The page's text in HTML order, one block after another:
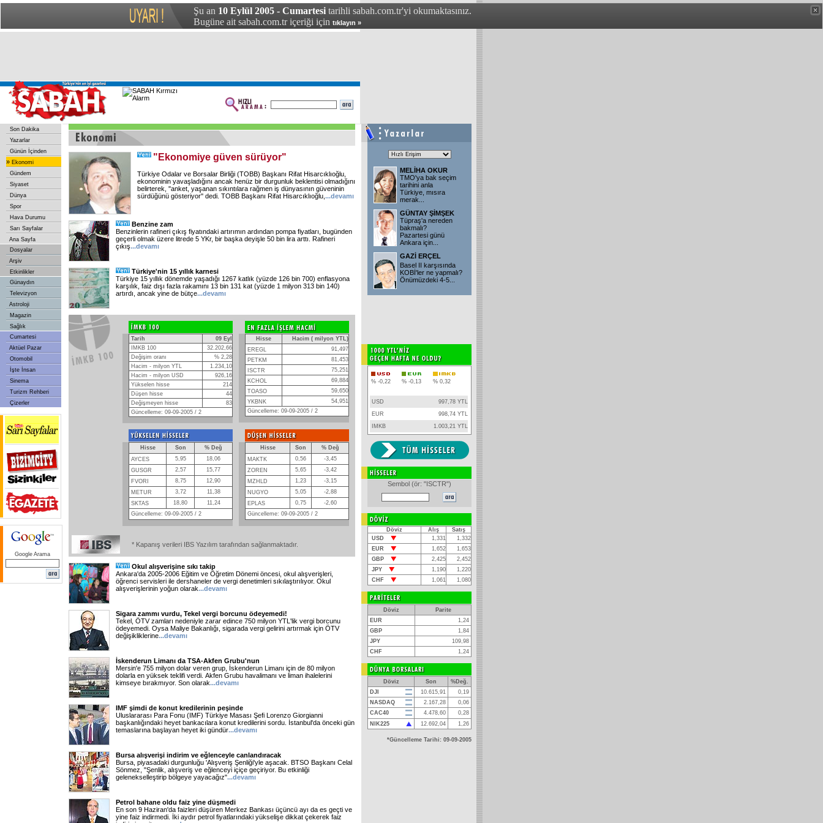
Şu an 10 Eylül 2005 - Cumartesi tarihli sabah.com.tr'yi okumaktasınız.
Bugüne ait sabah.com.tr içeriği için tıklayın »
Son Dakika
Yazarlar
Günün İçinden
» Ekonomi
Gündem
Siyaset
Dünya
Spor
Hava Durumu
Sarı Sayfalar
Ana Sayfa
Dosyalar
Arşiv
Etkinlikler
Günaydın
Televizyon
Astroloji
Magazin
Sağlık
Cumartesi
Aktüel Pazar
Otomobil
İşte İnsan
Sinema
Turizm Rehberi
Çizerler
Google Arama
"Ekonomiye güven sürüyor"
Türkiye Odalar ve Borsalar Birliği (TOBB) Başkanı Rifat Hisarcıklıoğlu,
ekonominin yavaşladığını ancak henüz bir durgunluk beklentisi olmadığını
belirterek, ''anket, yaşanan sıkıntılara rağmen iş dünyasının güveninin
sürdüğünü gösteriyor'' dedi. TOBB Başkanı Rifat Hisarcıklıoğlu, ...devamı
Benzine zam
Benzinlerin rafineri çıkış fiyatındaki artırımın ardından pompa fiyatları, bugünden
geçerli olmak üzere litrede 5 YKr, bir başka deyişle 50 bin lira arttı. Rafineri
çıkış...devamı
Türkiye'nin 15 yıllık karnesi
Türkiye 15 yıllık dönemde yaşadığı 1267 katlık (yüzde 126 bin 700) enflasyona
karşılık, faiz dışı fazla rakamını 13 bin 131 kat (yüzde 1 milyon 313 bin 140)
artırdı, ancak yine de bütçe...devamı
Tarih
09 Eyl
IMKB 100
32.202,66
Değişim oranı
% 2,28
Hacim - milyon YTL
1.234,10
Hacim - milyon USD
926,16
Yükselen hisse
214
Düşen hisse
44
Değişmeyen hisse
83
Güncelleme: 09-09-2005 / 2
Hisse
Hacim ( milyon YTL)
EREGL
91,497
PETKM
81,453
ISCTR
75,251
KCHOL
69,884
TOASO
59,650
YKBNK
54,951
Güncelleme: 09-09-2005 / 2
Hisse Son
% Değ
AYCES
5,95
18,06
GUSGR
2,57
15,77
FVORI
8,75
12,90
METUR
3,72
11,38
SKTAS
18,80
11,24
Güncelleme: 09-09-2005 / 2
Hisse Son
% Değ
MAKTK
0,56
-3,45
ZOREN
5,65
-3,42
MZHLD
1,23
-3,15
NUGYO
5,05
-2,88
EPLAS
0,75
-2,60
Güncelleme: 09-09-2005 / 2
* Kapanış verileri IBS Yazılım tarafından sağlanmaktadır.
Okul alışverişine sıkı takip
Ankara'da 2005-2006 Eğitim ve Öğretim Dönemi öncesi, okul alışverişleri,
öğrenci servisleri ile dershaneler de vergi denetimleri sıkılaştırılıyor. Okul
alışverişlerinin yoğun olarak...devamı
Sigara zammı vurdu, Tekel vergi borcunu ödeyemedi!
Tekel, ÖTV zamları nedeniyle zarar edince 750 milyon YTL'lik vergi borcunu
ödeyemedi. Oysa Maliye Bakanlığı, sigarada vergi gelirini artırmak için ÖTV
değişikliklerine...devamı
İskenderun Limanı da TSA-Akfen Grubu'nun
Mersin'e 755 milyon dolar veren grup, İskenderun Limanı için de 80 milyon
dolarla en yüksek teklifi verdi. Akfen Grubu havalimanı ve liman ihalelerini
kimseye bırakmıyor. Son olarak...devamı
IMF şimdi de konut kredilerinin peşinde
Uluslararası Para Fonu (IMF) Türkiye Masası Şefi Lorenzo Giorgianni
başkanlığındaki heyet bankacılara konut kredilerini sordu. İstanbul'da önceki gün
temaslarına başlayan heyet iki gündür...devamı
Bursa alışverişi indirim ve eğlenceyle canlandıracak
Bursa, piyasadaki durgunluğu 'Alışveriş Şenliği'yle aşacak. BTSO Başkanı Celal
Sönmez, "Şenlik, alışveriş ve eğlenceyi içiçe geçiriyor. Bu etkinliği
gelenekselleştirip bölgeye yayacağız"...devamı
Petrol bahane oldu faiz yine düşmedi
En son 9 Haziran'da faizleri düşüren Merkez Bankası üçüncü ayı da es geçti ve
yine faiz indirmedi. İki aydır petrol fiyatlarındaki yükselişe dikkat çekerek faiz
MELİHA OKUR
TMO'ya bak seçim
tarihini anla
Türkiye, mısıra
merak...
GÜNTAY ŞİMŞEK
Tüpraş'a nereden
bakmalı?
Pazartesi günü
Ankara için...
GAZİ ERÇEL
Basel II karşısında
KOBİ'ler ne yapmalı?
Önümüzdeki 4-5...
% -0,22 % -0,13 % 0,32
USD
997,78 YTL
EUR
998,74 YTL
IMKB
1.003,21 YTL
Sembol (ör: "ISCTR")
Döviz Alış
Satış
USD
1,331
1,332
EUR
1,652
1,653
GBP
2,425
2,452
JPY
1,190
1,220
CHF
1,061 1,080
Döviz
Parite
EUR
1,24
GBP
1,84
JPY
109,98
CHF
1,24
Döviz Son
%Değ.
DJI
10.615,91
0,19
NASDAQ
2.167,28
0,06
CAC40
4.478,60
0,28
NIK225
12.692,04 1,26
*Güncelleme Tarihi: 09-09-2005